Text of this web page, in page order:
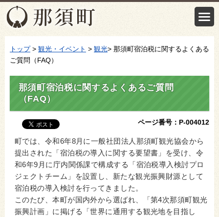
トップ> 観光・イベント > 観光> 那須町宿泊税に関するよくある
ご質問（FAQ）
那須町宿泊税に関するよくあるご質問
（FAQ）
ページ番号：P-004012
町では、令和6年8月に一般社団法人那須町観光協会から
提出された「宿泊税の導入に関する要望書」を受け、令
和6年9月に庁内関係課で構成する「宿泊税導入検討プロ
ジェクトチーム」を設置し、新たな観光振興財源として
宿泊税の導入検討を行ってきました。
このたび、本町が国内外から選ばれ、「第4次那須町観光
振興計画」に掲げる「世界に通用する観光地を目指し